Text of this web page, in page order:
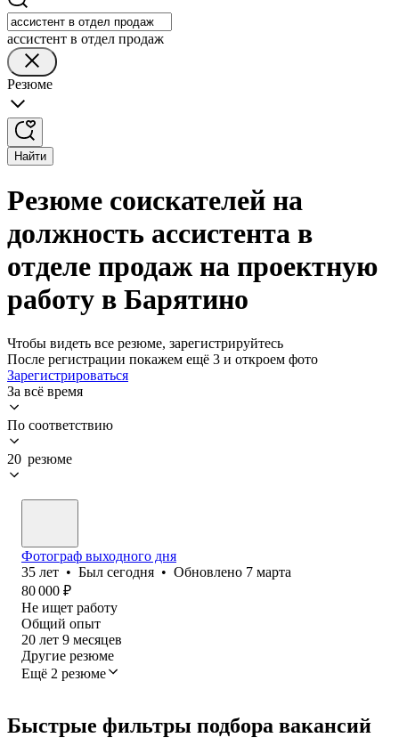
ассистент в отдел продаж
Резюме
Найти
Резюме соискателей на
должность ассистента в
отделе продаж на проектную
работу в Барятино
Чтобы видеть все резюме, зарегистрируйтесь
После регистрации покажем ещё 3 и откроем фото
Зарегистрироваться
За всё время
По соответствию
20 резюме
Фотограф выходного дня
35 лет • Был сегодня • Обновлено 7 марта
80 000 ₽
Не ищет работу
Общий опыт
20 лет 9 месяцев
Другие резюме
Ещё 2 резюме
Быстрые фильтры подбора вакансий